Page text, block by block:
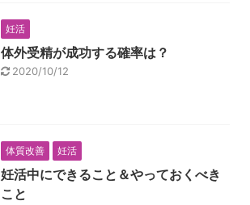
妊活
体外受精が成功する確率は？
2020/10/12
体質改善 妊活
妊活中にできること＆やっておくべき
こと